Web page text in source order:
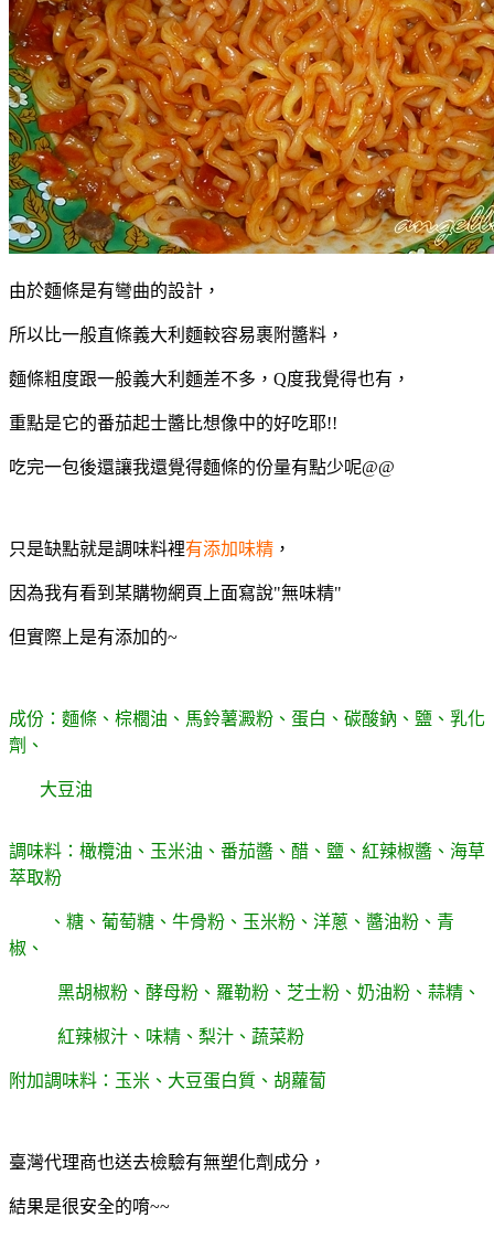
由於麵條是有彎曲的設計，
所以比一般直條義大利麵較容易裹附醬料，
麵條粗度跟一般義大利麵差不多，Q度我覺得也有，
重點是它的番茄起士醬比想像中的好吃耶!!
吃完一包後還讓我還覺得麵條的份量有點少呢@@
只是缺點就是調味料裡有添加味精 ，
因為我有看到某購物網頁上面寫說"無味精"
但實際上是有添加的~
成份：麵條、棕櫚油、馬鈴薯澱粉、蛋白、碳酸鈉、鹽、乳化
劑、
大豆油
調味料：橄欖油、玉米油、番茄醬、醋、鹽、紅辣椒醬、海草
萃取粉
、糖、葡萄糖、牛骨粉、玉米粉、洋蔥、醬油粉、青
椒、
黑胡椒粉、酵母粉、羅勒粉、芝士粉、奶油粉、蒜精、
紅辣椒汁、味精、梨汁、蔬菜粉
附加調味料：玉米、大豆蛋白質、胡蘿蔔
臺灣代理商也送去檢驗有無塑化劑成分，
結果是很安全的唷~~